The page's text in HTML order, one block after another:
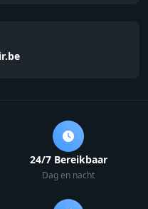
24/7 Bereikbaar
Dag en nacht